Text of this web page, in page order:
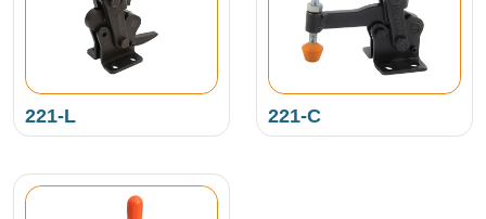
221-L 221-C